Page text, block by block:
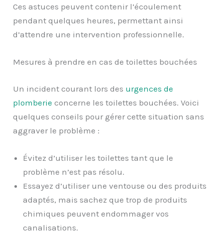
Ces astuces peuvent contenir l’écoulement
pendant quelques heures, permettant ainsi
d’attendre une intervention professionnelle.
Mesures à prendre en cas de toilettes bouchées
Un incident courant lors des urgences de
plomberie concerne les toilettes bouchées. Voici
quelques conseils pour gérer cette situation sans
aggraver le problème :
Évitez d’utiliser les toilettes tant que le
problème n’est pas résolu.
Essayez d’utiliser une ventouse ou des produits
adaptés, mais sachez que trop de produits
chimiques peuvent endommager vos
canalisations.